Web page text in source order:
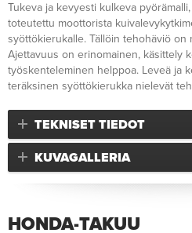
Tukeva ja kevyesti kulkeva
toteutettu moottorista
syöttökierukalle. Tällöin tehohäviö on
Ajettavuus on erinomainen, käsittely
työskenteleminen helppoa. Leveä ja
teräksinen syöttökierukka nielevät
TEKNISET TIEDOT
KUVAGALLERIA
HONDA-TAKUU